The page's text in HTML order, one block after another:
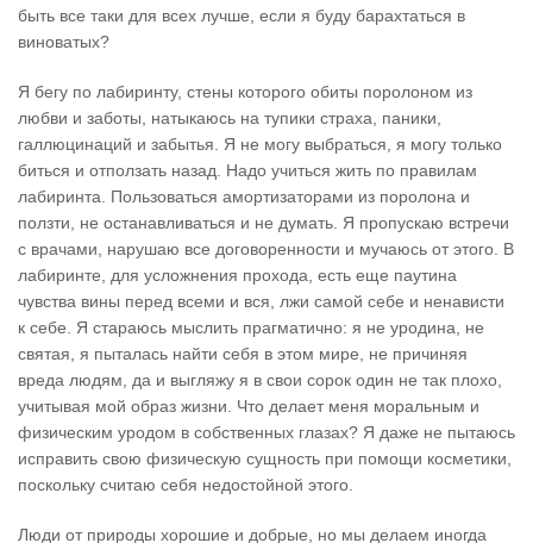
быть все таки для всех лучше, если я буду барахтаться в
виноватых?
Я бегу по лабиринту, стены которого обиты поролоном из
любви и заботы, натыкаюсь на тупики страха, паники,
галлюцинаций и забытья. Я не могу выбраться, я могу только
биться и отползать назад. Надо учиться жить по правилам
лабиринта. Пользоваться амортизаторами из поролона и
ползти, не останaвливаться и не думать. Я пропускаю встречи
с врачами, нарушаю все договоренности и мучаюсь от этого. В
лабиринте, для усложнения прохода, есть еще паутина
чувства вины перед всеми и вся, лжи самой себе и ненависти
к себе. Я стараюсь мыслить прагматично: я не уродина, не
святая, я пыталась найти себя в этом мире, не причиняя
вреда людям, да и выгляжу я в свои сорок один не так плохо,
учитывая мой образ жизни. Что делает меня моральным и
физическим уродом в собственных глазах? Я даже не пытаюсь
исправить свою физическую сущность при помощи косметики,
поскольку считаю себя недостойной этого.
Люди от природы хорошие и добрые, но мы делаем иногда